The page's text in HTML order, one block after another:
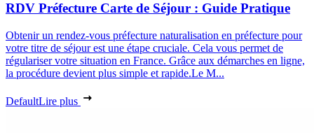
RDV Préfecture Carte de Séjour : Guide Pratique
Obtenir un rendez-vous préfecture naturalisation en préfecture pour
votre titre de séjour est une étape cruciale. Cela vous permet de
régulariser votre situation en France. Grâce aux démarches en ligne,
la procédure devient plus simple et rapide.Le M...
DefaultLire plus